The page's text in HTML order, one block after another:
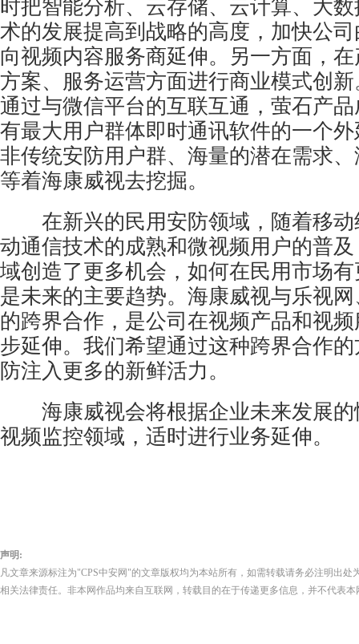
时把智能分析、云存储、云计算、大
术的发展提高到战略的高度，加快公
向视频内容服务商延伸。另一方面，
方案、服务运营方面进行商业模式创
通过与微信平台的互联互通，萤石产
有最大用户群体即时通讯软件的一个
非传统安防用户群、海量的潜在需求
等着海康威视去挖掘。
在新兴的民用安防领域，随着移动
动通信技术的成熟和微视频用户的普
域创造了更多机会，如何在民用市场
是未来的主要趋势。海康威视与乐视
的跨界合作，是公司在视频产品和视
步延伸。我们希望通过这种跨界合作
防注入更多的新鲜活力。
海康威视会将根据企业未来发展的
视频监控领域，适时进行业务延伸。
声明:
凡文章来源标注为"CPS中安网"的文章版权均为本站所有，如需转载请务必注明出处
相关法律责任。非本网作品均来自互联网，转载目的在于传递更多信息，并不代表